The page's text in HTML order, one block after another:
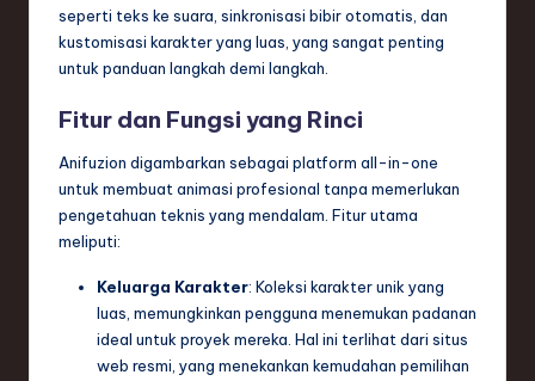
w
seperti teks ke suara, sinkronisasi bibir otomatis, dan
kustomisasi karakter yang luas, yang sangat penting
untuk panduan langkah demi langkah.
Fitur dan Fungsi yang Rinci
Anifuzion digambarkan sebagai platform all-in-one
untuk membuat animasi profesional tanpa memerlukan
pengetahuan teknis yang mendalam. Fitur utama
meliputi:
Keluarga Karakter: Koleksi karakter unik yang
luas, memungkinkan pengguna menemukan padanan
ideal untuk proyek mereka. Hal ini terlihat dari situs
web resmi, yang menekankan kemudahan pemilihan